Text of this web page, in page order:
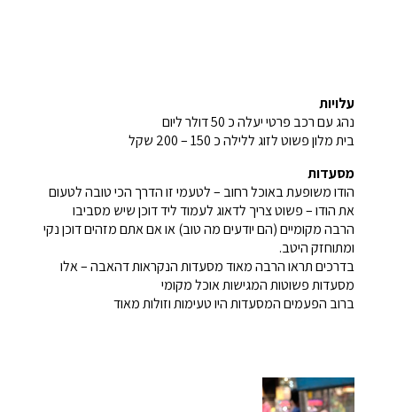
עלויות
נהג עם רכב פרטי יעלה כ 50 דולר ליום
בית מלון פשוט לזוג ללילה כ 150 – 200 שקל
מסעדות
הודו משופעת באוכל רחוב – לטעמי זו הדרך הכי טובה לטעום
את הודו – פשוט צריך לדאוג לעמוד ליד דוכן שיש מסביבו
הרבה מקומיים (הם יודעים מה טוב) או אם אתם מזהים דוכן נקי
ומתוחזק היטב.
בדרכים תראו הרבה מאוד מסעדות הנקראות דהאבה – אלו
מסעדות פשוטות המגישות אוכל מקומי
ברוב הפעמים המסעדות היו טעימות וזולות מאוד